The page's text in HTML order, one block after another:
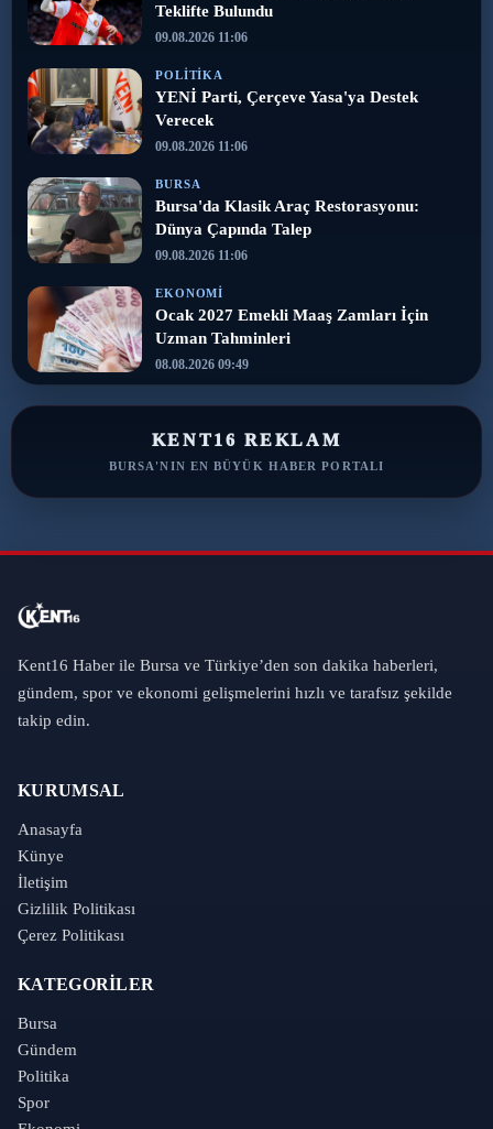
Teklifte Bulundu
09.08.2026 11:06
POLITIKA
YENİ Parti, Çerçeve Yasa'ya Destek
Verecek
09.08.2026 11:06
BURSA
Bursa'da Klasik Araç Restorasyonu:
Dünya Çapında Talep
09.08.2026 11:06
EKONOMI
Ocak 2027 Emekli Maaş Zamları İçin
Uzman Tahminleri
08.08.2026 09:49
KENT16 REKLAM
BURSA'NIN EN BÜYÜK HABER PORTALI
Kent16 Haber ile Bursa ve Türkiye’den son dakika haberleri,
gündem, spor ve ekonomi gelişmelerini hızlı ve tarafsız şekilde
takip edin.
KURUMSAL
Anasayfa
Künye
İletişim
Gizlilik Politikası
Çerez Politikası
KATEGORILER
Bursa
Gündem
Politika
Spor